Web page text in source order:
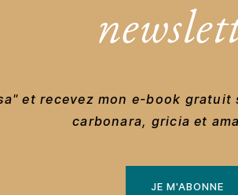
et recevez mon e-book
carbonara, gricia et
JE M'ABONNE